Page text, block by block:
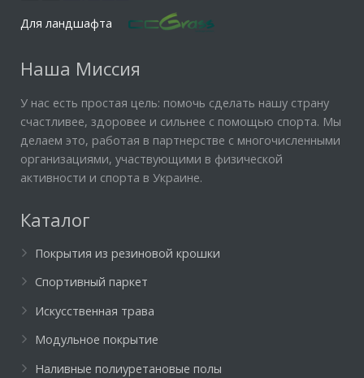
Для ландшафта
Наша Миссия
У нас есть простая цель: помочь сделать нашу страну
счастливее, здоровее и сильнее с помощью спорта. Мы
делаем это, работая в партнерстве с многочисленными
организациями, участвующими в физической
активности и спорта в Украине.
Каталог
Покрытия из резиновой крошки
Спортивный паркет
Искусственная трава
Модульное покрытие
Наливные полиуретановые полы